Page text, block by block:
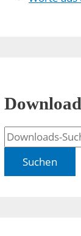
Suchen